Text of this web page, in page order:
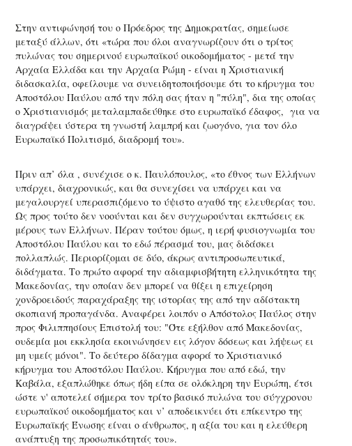
Στην αντιφώνησή του ο Πρόεδρος της Δημοκρατίας, σημείωσε
μεταξύ άλλων, ότι «τώρα που όλοι αναγνωρίζουν ότι ο τρίτος
πυλώνας του σημερινού ευρωπαϊκού οικοδομήματος - μετά την
Αρχαία Ελλάδα και την Αρχαία Ρώμη - είναι η Χριστιανική
διδασκαλία, οφείλουμε να συνειδητοποιήσουμε ότι το κήρυγμα του
Αποστόλου Παύλου από την πόλη σας ήταν η "πύλη", δια της οποίας
ο Χριστιανισμός μεταλαμπαδεύθηκε στο ευρωπαϊκό έδαφος, για να
διαγράψει ύστερα τη γνωστή λαμπρή και ζωογόνο, για τον όλο
Ευρωπαϊκό Πολιτισμό, διαδρομή του».
Πριν απ’ όλα , συνέχισε ο κ. Παυλόπουλος, «το έθνος των Ελλήνων
υπάρχει, διαχρονικώς, και θα συνεχίσει να υπάρχει και να
μεγαλουργεί υπερασπιζόμενο το ύψιστο αγαθό της ελευθερίας του.
Ως προς τούτο δεν νοούνται και δεν συγχωρούνται εκπτώσεις εκ
μέρους των Ελλήνων. Πέραν τούτου όμως, η ιερή φυσιογνωμία του
Αποστόλου Παύλου και το εδώ πέρασμά του, μας διδάσκει
πολλαπλώς. Περιορίζομαι σε δύο, άκρως αντιπροσωπευτικά,
διδάγματα. Το πρώτο αφορά την αδιαμφισβήτητη ελληνικότητα της
Μακεδονίας, την οποίαν δεν μπορεί να θίξει η επιχείρηση
χονδροειδούς παραχάραξης της ιστορίας της από την αδίστακτη
σκοπιανή προπαγάνδα. Αναφέρει λοιπόν ο Απόστολος Παύλος στην
προς Φιλιππησίους Επιστολή του: "Ότε εξήλθον από Μακεδονίας,
ουδεμία μοι εκκλησία εκοινώνησεν εις λόγον δόσεως και λήψεως ει
μη υμείς μόνοι". Το δεύτερο δίδαγμα αφορά το Χριστιανικό
κήρυγμα του Αποστόλου Παύλου. Κήρυγμα που από εδώ, την
Καβάλα, εξαπλώθηκε όπως ήδη είπα σε ολόκληρη την Ευρώπη, έτσι
ώστε ν' αποτελεί σήμερα τον τρίτο βασικό πυλώνα του σύγχρονου
ευρωπαϊκού οικοδομήματος και ν’ αποδεικνύει ότι επίκεντρο της
Ευρωπαϊκής Ένωσης είναι ο άνθρωπος, η αξία του και η ελεύθερη
ανάπτυξη της προσωπικότητάς του».